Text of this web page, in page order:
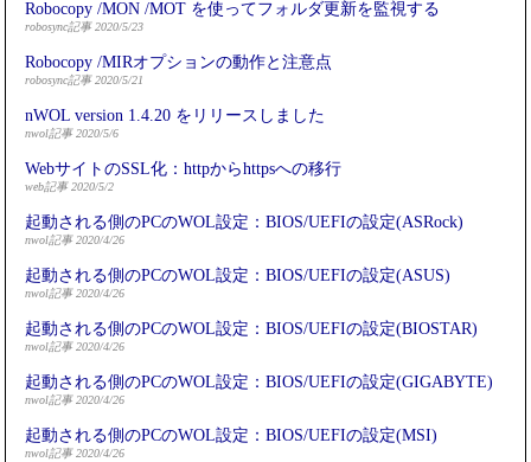
Robocopy /MON /MOT を使ってフォルダ更新を監視する
robosync記事 2020/5/23
Robocopy /MIRオプションの動作と注意点
robosync記事 2020/5/21
nWOL version 1.4.20 をリリースしました
nwol記事 2020/5/6
WebサイトのSSL化：httpからhttpsへの移行
web記事 2020/5/2
起動される側のPCのWOL設定：BIOS/UEFIの設定(ASRock)
nwol記事 2020/4/26
起動される側のPCのWOL設定：BIOS/UEFIの設定(ASUS)
nwol記事 2020/4/26
起動される側のPCのWOL設定：BIOS/UEFIの設定(BIOSTAR)
nwol記事 2020/4/26
起動される側のPCのWOL設定：BIOS/UEFIの設定(GIGABYTE)
nwol記事 2020/4/26
起動される側のPCのWOL設定：BIOS/UEFIの設定(MSI)
nwol記事 2020/4/26